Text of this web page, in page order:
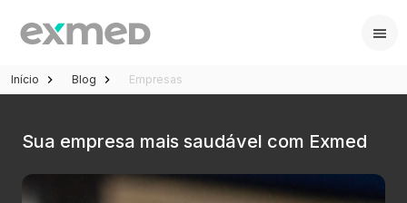
Início Blog Empresas
Sua empresa mais saudável com Exmed